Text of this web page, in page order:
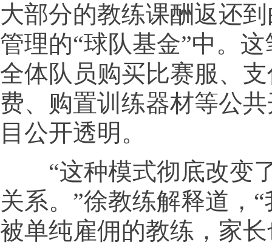
大部分的教练课酬返还
管理的“球队基金”中。
全体队员购买比赛服、
费、购置训练器材等公
目公开透明。
“这种模式彻底改变
关系。”徐教练解释道，
被单纯雇佣的教练，家